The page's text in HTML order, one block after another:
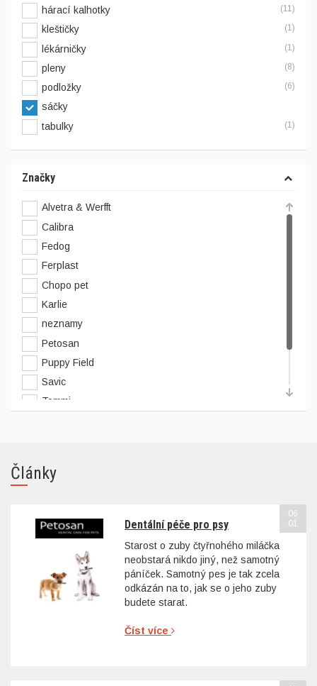
hárací kalhotky (11)
kleštičky (1)
lékárničky (1)
pleny (8)
podložky (6)
sáčky
tabulky
(1)
Značky
Alvetra & Werfft
Calibra
Fedog
Ferplast
Chopo pet
Karlie
neznamy
Petosan
Puppy Field
Savic
Tommi
Články
Dentální péče pro psy
Starost o zuby čtyřnohého miláčka
neobstará nikdo jiný, než samotný
páníček. Samotný pes je tak zcela
odkázán na to, jak se o jeho zuby
budete starat.
Číst více
06
01